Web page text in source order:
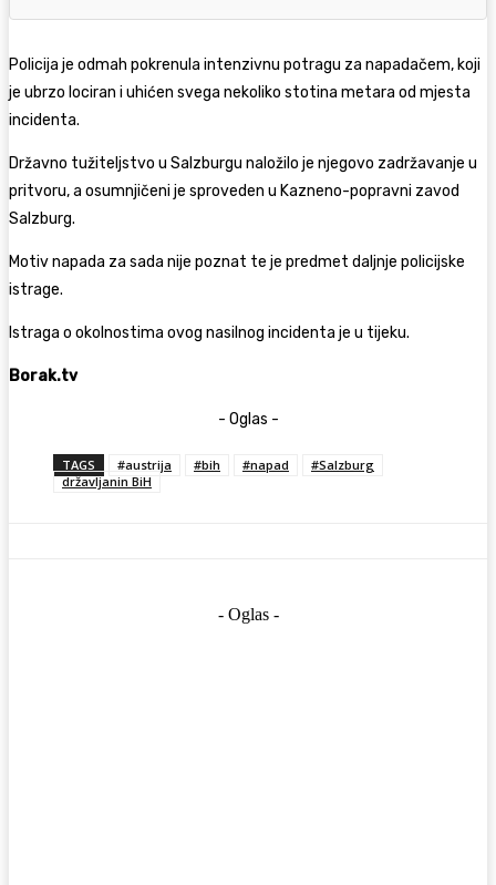
Policija je odmah pokrenula intenzivnu potragu za napadačem, koji
je ubrzo lociran i uhićen svega nekoliko stotina metara od mjesta
incidenta.
Državno tužiteljstvo u Salzburgu naložilo je njegovo zadržavanje u
pritvoru, a osumnjičeni je sproveden u Kazneno-popravni zavod
Salzburg.
Motiv napada za sada nije poznat te je predmet daljnje policijske
istrage.
Istraga o okolnostima ovog nasilnog incidenta je u tijeku.
Borak.tv
- Oglas -
TAGS #austrija #bih #napad
#Salzburg
državljanin BiH
- Oglas -